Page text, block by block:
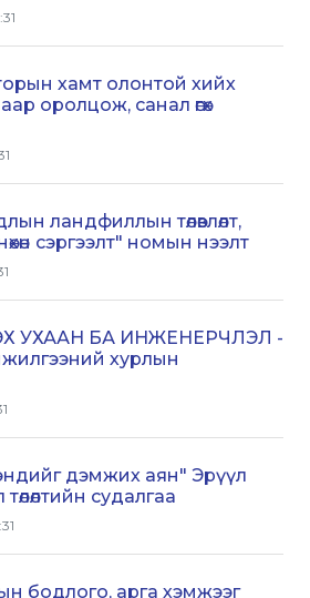
хамт олонтой хийх
оролцож, санал өгөх
ландфиллын төлөвлөлт,
сэргээлт" номын нээлт
УХААН БА ИНЖЕНЕРЧЛЭЛ -
хурлын
дэмжих аян" Эрүүл
судалгаа
бодлого, арга хэмжээг